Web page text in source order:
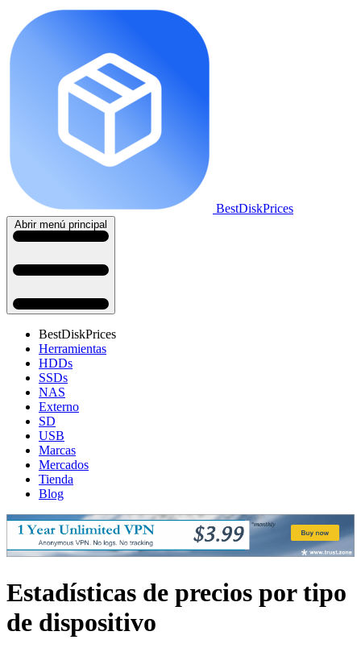
BestDiskPrices
Abrir menú principal
BestDiskPrices
Herramientas
HDDs
SSDs
NAS
Externo
SD
USB
Marcas
Mercados
Tienda
Blog
Estadísticas de precios por tipo
de dispositivo